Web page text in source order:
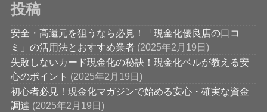
投稿
安全・高還元を狙うなら必見！「現金化優良店の口コ
ミ」の活用法とおすすめ業者 (2025年2月19日)
失敗しないカード現金化の秘訣！現金化ベルが教える安
心のポイント (2025年2月19日)
初心者必見！現金化マガジンで始める安心・確実な資金
調達 (2025年2月19日)